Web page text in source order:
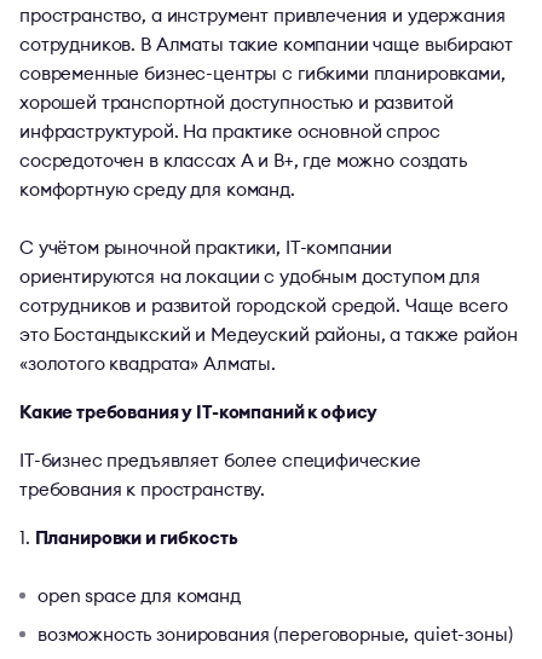
пространство, а инструмент привлечения и удержания
сотрудников. В Алматы такие компании чаще выбирают
современные бизнес-центры с гибкими планировками,
хорошей транспортной доступностью и развитой
инфраструктурой. На практике основной спрос
сосредоточен в классах A и B+, где можно создать
комфортную среду для команд.
С учётом рыночной практики, IT-компании
ориентируются на локации с удобным доступом для
сотрудников и развитой городской средой. Чаще всего
это Бостандыкский и Медеуский районы, а также район
«золотого квадрата» Алматы.
Какие требования у IT-компаний к офису
IT-бизнес предъявляет более специфические
требования к пространству.
Планировки и гибкость
open space для команд
возможность зонирования (переговорные, quiet-зоны)